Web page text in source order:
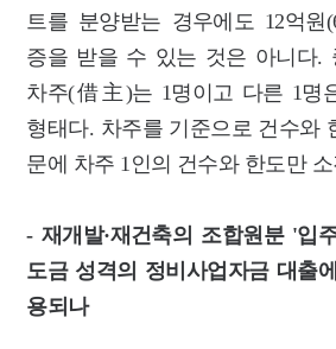
트를 분양받는 경우에도 12억원
증을 받을 수 있는 것은 아니다.
차주(借主)는 1명이고 다른 1명
형태다. 차주를 기준으로 건수와
문에 차주 1인의 건수와 한도만
- 재개발·재건축의 조합원분 '입
도금 성격의 정비사업자금 대출
용되나